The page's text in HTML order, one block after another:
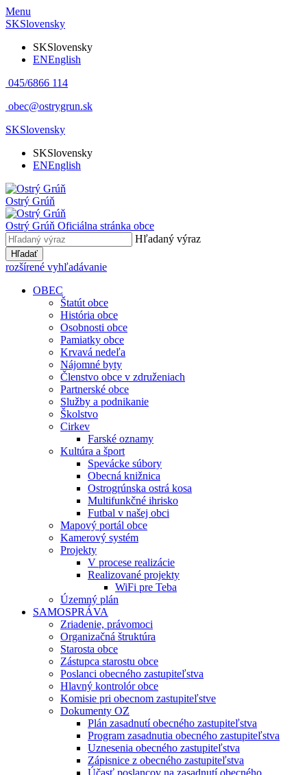
Menu
SKSlovensky
SKSlovensky
ENEnglish
045/6866 114
obec@ostrygrun.sk
SKSlovensky
SKSlovensky
ENEnglish
Ostrý Grúň
Ostrý Grúň Oficiálna stránka obce
Hľadaný výraz
Hľadať
rozšírené vyhľadávanie
OBEC
Štatút obce
História obce
Osobnosti obce
Pamiatky obce
Krvavá nedeľa
Nájomné byty
Členstvo obce v združeniach
Partnerské obce
Služby a podnikanie
Školstvo
Cirkev
Farské oznamy
Kultúra a šport
Spevácke súbory
Obecná knižnica
Ostrogrúnska ostrá kosa
Multifunkčné ihrisko
Futbal v našej obci
Mapový portál obce
Kamerový systém
Projekty
V procese realizácie
Realizované projekty
WiFi pre Teba
Územný plán
SAMOSPRÁVA
Zriadenie, právomoci
Organizačná štruktúra
Starosta obce
Zástupca starostu obce
Poslanci obecného zastupiteľstva
Hlavný kontrolór obce
Komisie pri obecnom zastupiteľstve
Dokumenty OZ
Plán zasadnutí obecného zastupiteľstva
Program zasadnutia obecného zastupiteľstva
Uznesenia obecného zastupiteľstva
Zápisnice z obecného zastupiteľstva
Účasť poslancov na zasadnutí obecného